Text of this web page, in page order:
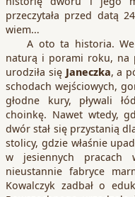
przeczytała przed datą
wiem…
A oto ta historia. We
naturą i porami roku, na
urodziła się Janeczka, a
schodach wejściowych,
głodne kury, pływali
choinkę. Nawet wtedy,
dwór stał się przystanią
stolicy, gdzie właśnie
w jesiennych pracach
nieustannie fabryce
Kowalczyk zadbał o